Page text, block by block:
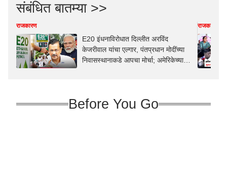
संबंधित बातम्या >>
राजकारण
E20 इंधनाविरोधात दिल्लीत अरविंद
केजरीवाल यांचा एल्गार, पंतप्रधान मोदींच्या
निवासस्थानाकडे आपचा मोर्चा; अमेरिकेच्या
राजकारण
Before You Go